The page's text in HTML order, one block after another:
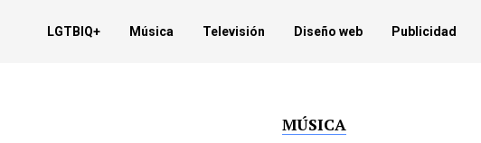
LGTBIQ+ Música Televisión Diseño web Publicidad
MÚSICA